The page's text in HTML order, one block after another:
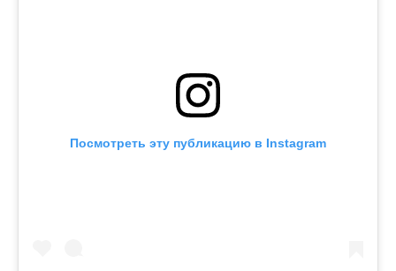
Посмотреть эту публикацию в Instagram